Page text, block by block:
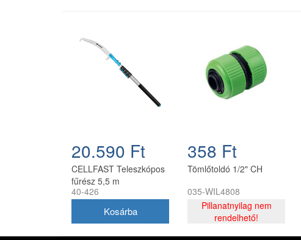
20.590 Ft
CELLFAST Teleszkópos
fűrész 5,5 m
40-426
358 Ft
Tömlőtoldó 1/2" CH
035-WIL4808
Pillanatnyilag nem
rendelhető!